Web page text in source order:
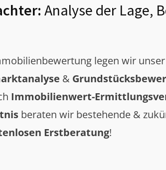
Analyse der Lage,
legen wir
&
Immobilienwert-
beraten wir bestehende &
Erstberatung!